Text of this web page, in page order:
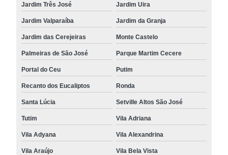
Jardim Três José Jardim Uira
Jardim Valparaíba Jardim da Granja
Jardim das Cerejeiras Monte Castelo
Palmeiras de São José Parque Martim Cecere
Portal do Ceu Putim
Recanto dos Eucaliptos Ronda
Santa Lúcia Setville Altos São José
Tutim Vila Adriana
Vila Adyana Vila Alexandrina
Vila Araújo Vila Bela Vista